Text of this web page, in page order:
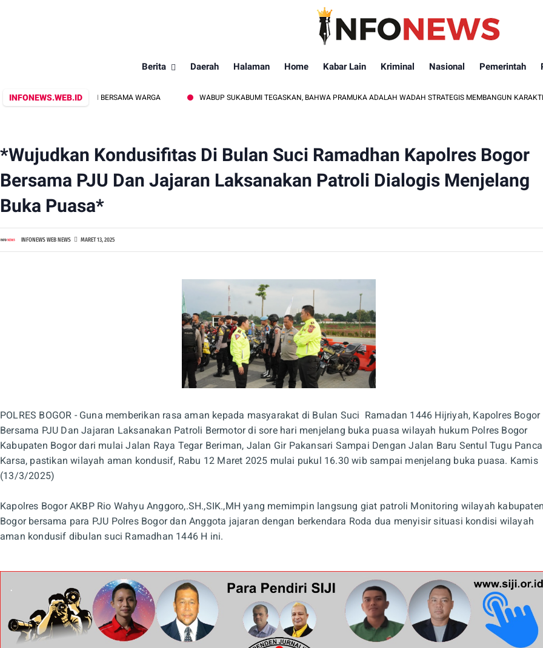
Berita Daerah Halaman Home Kabar Lain Kriminal Nasional Pemerintah
INFONEWS.WEB.ID
KEGIATAN BERSAMA WARGA WABUP SUKABUMI TEGASKAN, BAHWA PRAMUKA ADALAH WADAH STRATEGIS MEMBANGUN KARAKTER GENERASI
*Wujudkan Kondusifitas Di Bulan Suci Ramadhan Kapolres Bogor
Bersama PJU Dan Jajaran Laksanakan Patroli Dialogis Menjelang
Buka Puasa*
INFONEWS WEB NEWS MARET 13, 2025
POLRES BOGOR - Guna memberikan rasa aman kepada masyarakat di Bulan Suci Ramadan 1446 Hijriyah, Kapolres Bogor
Bersama PJU Dan Jajaran Laksanakan Patroli Bermotor di sore hari menjelang buka puasa wilayah hukum Polres Bogor
Kabupaten Bogor dari mulai Jalan Raya Tegar Beriman, Jalan Gir Pakansari Sampai Dengan Jalan Baru Sentul Tugu Panca
Karsa, pastikan wilayah aman kondusif, Rabu 12 Maret 2025 mulai pukul 16.30 wib sampai menjelang buka puasa. Kamis
(13/3/2025)
Kapolres Bogor AKBP Rio Wahyu Anggoro,.SH.,SIK.,MH yang memimpin langsung giat patroli Monitoring wilayah
Bogor bersama para PJU Polres Bogor dan Anggota jajaran dengan berkendara Roda dua menyisir situasi kondisi wilayah
aman kondusif dibulan suci Ramadhan 1446 H ini.